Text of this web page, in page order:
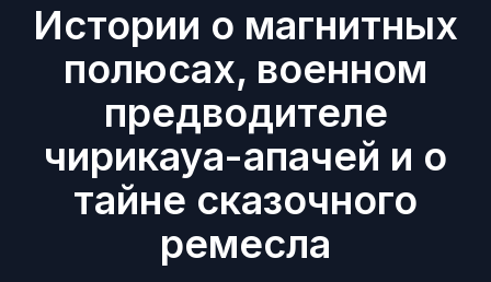
Истории о магнитных
полюсах, военном
предводителе
чирикауа-апачей и о
тайне сказочного
ремесла